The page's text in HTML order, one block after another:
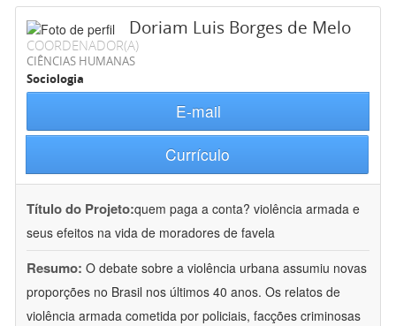
Doriam Luis Borges de Melo
COORDENADOR(A)
CIÊNCIAS HUMANAS
Sociologia
E-mail
Currículo
Título do Projeto:quem paga a conta? violência armada e
seus efeitos na vida de moradores de favela
Resumo: O debate sobre a violência urbana assumiu novas
proporções no Brasil nos últimos 40 anos. Os relatos de
violência armada cometida por policiais, facções criminosas